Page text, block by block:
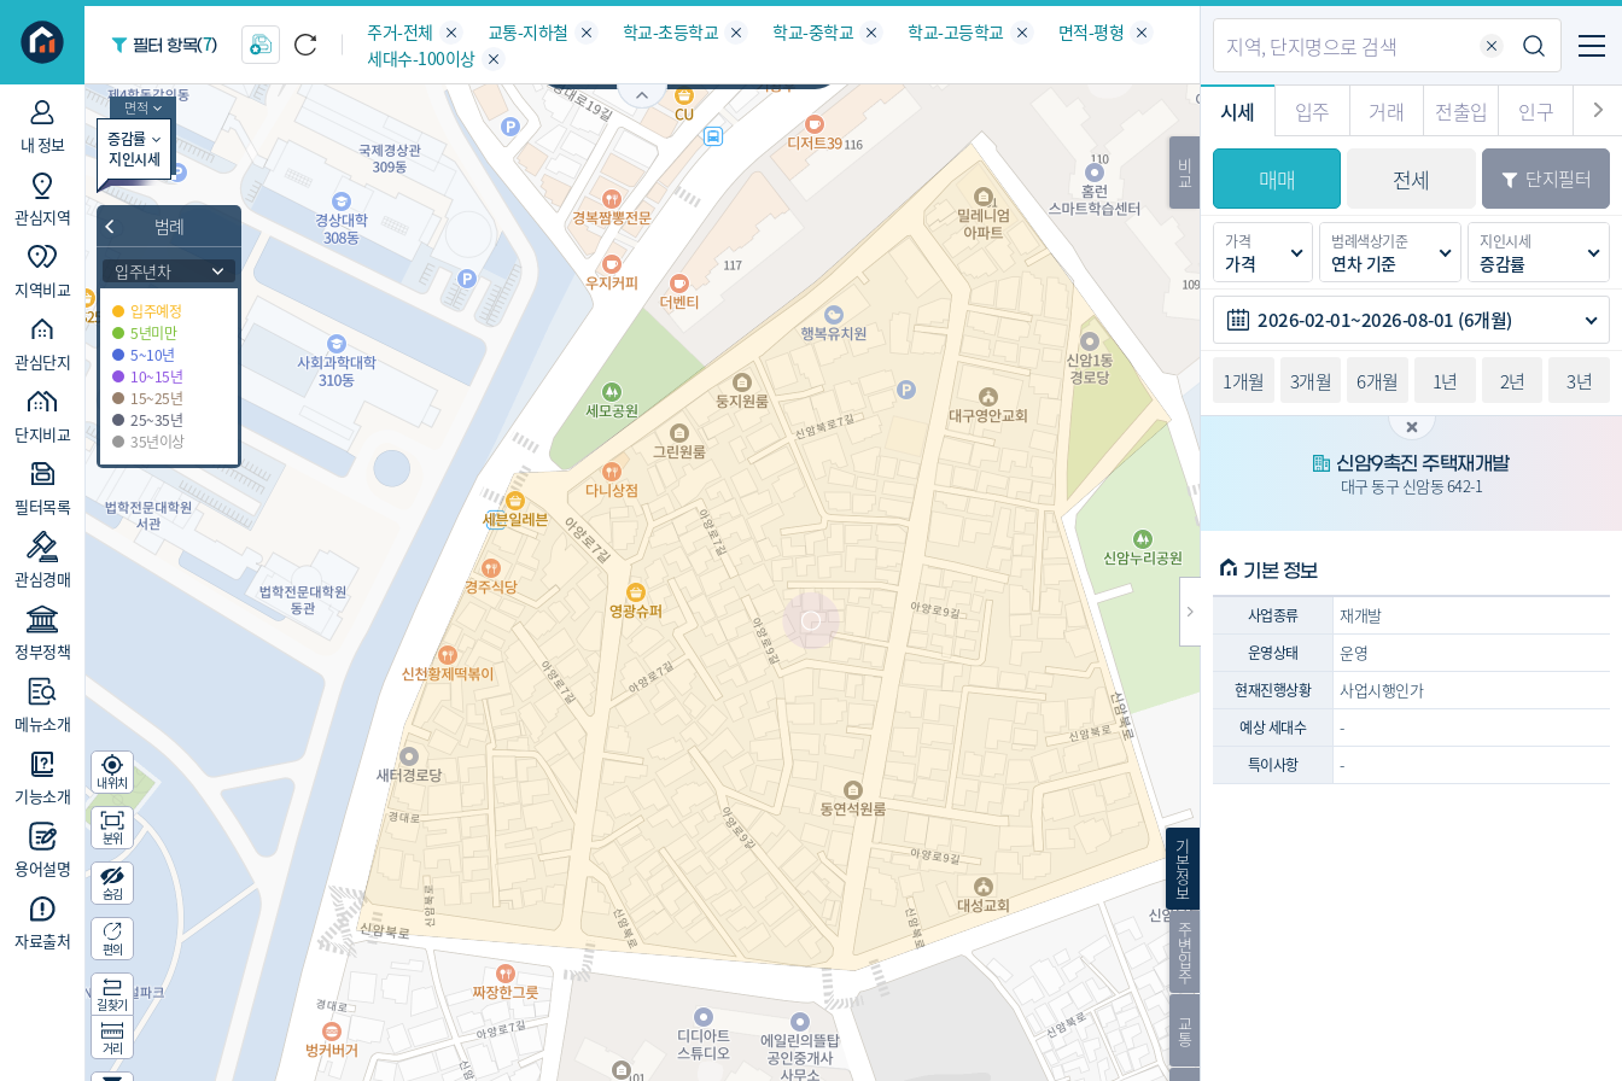
지역분석 아파트분석
시세 지도 수요/입주 지도 거래 지도 전출입 지도
인구 지도
경제 지도
주거 지도 경매 지도
TOP10 거래량 미분양 전출입
인구/세대수
경매
중개사
전화번호부
수요/입주 수요/입주
플러스
원클릭 리포트
소유자 정보
서비스개발문의 데이터 목록
공지사항 교육안내 자유 게시판 질문 게시판
자주하는 질문
유튜브
업데이트 게시판 지인 추천
블로그 이벤트
메뉴
내 정보
관심지역
지역비교
관심단지
단지비교
필터목록
관심경매
정부정책
메뉴소개
기능소개
용어설명
자료출처
필터 항목(7)
주거-전체 교통-지하철 학교-초등학교 학교-중학교 학교-고등학교
면적-평형
세대수-100이상
범례
입주년차
입주예정
5년미만
5~10년
10~15년
15~25년
25~35년
35년이상
면적
증감률
지인시세
내위치
분위
숨김
편의
길찾기
거리
시세 입주 거래 전출입
인구
비
교
기
본
정
보
주
변
입
주
교
통
매매 전세 단지필터
가격
가격
범례색상기준
연차 기준
지인시세
증감률
2026-02-01~2026-08-01 (6개월)
1개월 3개월 6개월 1년 2년 3년
신암9촉진 주택재개발
대구 동구 신암동 642-1
기본 정보
사업종류 재개발
운영상태 운영
현재진행상황 사업시행인가
예상 세대수 -
특이사항 -